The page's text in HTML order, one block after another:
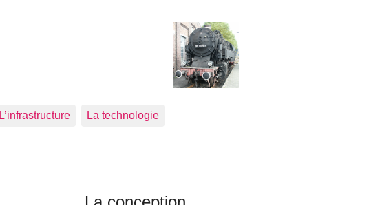
L’infrastructure La technologie